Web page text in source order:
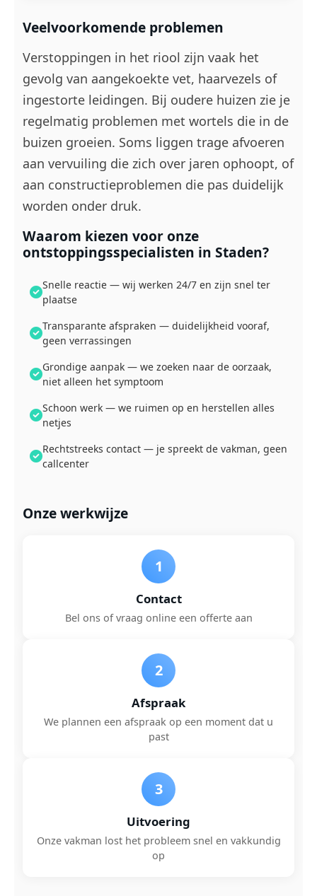
Veelvoorkomende problemen
Verstoppingen in het riool zijn vaak het
gevolg van aangekoekte vet, haarvezels of
ingestorte leidingen. Bij oudere huizen zie je
regelmatig problemen met wortels die in de
buizen groeien. Soms liggen trage afvoeren
aan vervuiling die zich over jaren ophoopt, of
aan constructieproblemen die pas duidelijk
worden onder druk.
Waarom kiezen voor onze
ontstoppingsspecialisten in Staden?
Snelle reactie — wij werken 24/7 en zijn snel ter
plaatse
Transparante afspraken — duidelijkheid vooraf,
geen verrassingen
Grondige aanpak — we zoeken naar de oorzaak,
niet alleen het symptoom
Schoon werk — we ruimen op en herstellen alles
netjes
Rechtstreeks contact — je spreekt de vakman, geen
callcenter
Onze werkwijze
1
Contact
Bel ons of vraag online een offerte aan
2
Afspraak
We plannen een afspraak op een moment dat u
past
3
Uitvoering
Onze vakman lost het probleem snel en vakkundig
op